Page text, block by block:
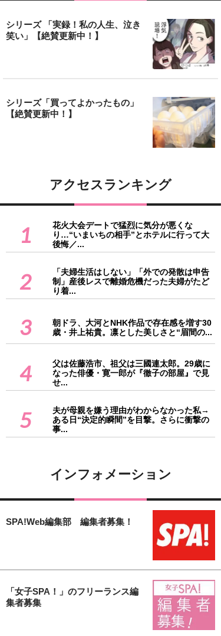
シリーズ 「実録！私の人生、泣き
笑い」【絶賛更新中！】
シリーズ「買ってよかったもの」
【絶賛更新中！】
アクセスランキング
1
花火大会デートで猛烈に気分が悪くな
り…“いまいちの相手”とホテルに行って大
後悔／...
2
「夫婦生活はしない」「外での発散は申告
制」産後レスで離婚危機だった夫婦がたど
り着...
3
朝ドラ、大河とNHK作品で存在感を増す30
歳・井上祐貴。凛とした美しさと“眉間の...
4
父は佐藤浩市、祖父は三國連太郎。29歳に
なった俳優・寛一郎が『徹子の部屋』で見
せ...
5
夫が母親を嫌う理由がわからなかった私→
ある日“決定的瞬間”を目撃。さらに衝撃の
事...
インフォメーション
SPA!Web編集部 編集者募集！
「女子SPA！」のフリーランス編
集者募集